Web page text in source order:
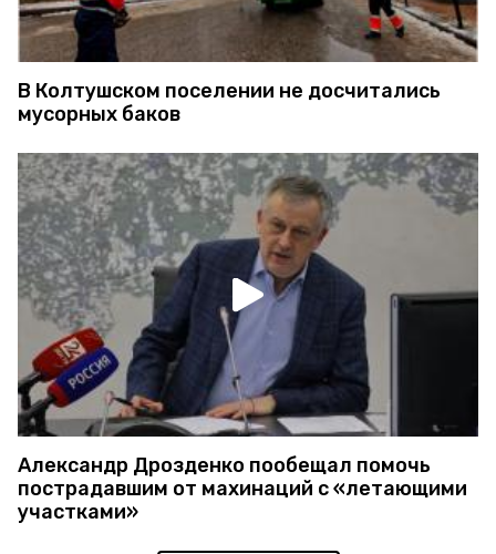
В Колтушском поселении не досчитались
мусорных баков
Александр Дрозденко пообещал помочь
пострадавшим от махинаций с «летающими
участками»